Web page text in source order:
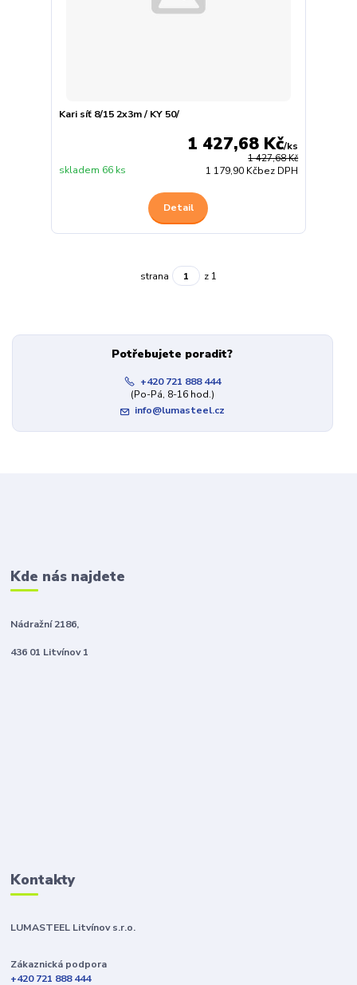
Kari síť 8/15 2x3m / KY 50/
1 427,68 Kč
1 427,68 Kč/ks
1 179,90 Kčbez DPH
skladem 66 ks
Detail
strana z 1
Potřebujete poradit?
+420 721 888 444
(Po-Pá, 8-16 hod.)
info@lumasteel.cz
Kde nás najdete
Nádražní 2186,
436 01 Litvínov 1
Kontakty
LUMASTEEL Litvínov s.r.o.
Zákaznická podpora
+420 721 888 444